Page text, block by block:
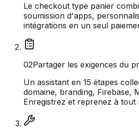
Le checkout type panier
soumission d'apps,
intégrations en un seul
02Partager les exigences du
Un assistant en 15 étapes
domaine, branding, Firebase,
Enregistrez et reprenez à tout